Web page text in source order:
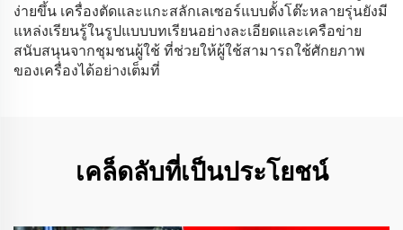
ง่ายขึ้น เครื่องตัดและแกะสลักเลเซอร์แบบตั้งโต๊ะหลายรุ่นยังมี
แหล่งเรียนรู้ในรูปแบบบทเรียนอย่างละเอียดและเครือข่าย
สนับสนุนจากชุมชนผู้ใช้ ที่ช่วยให้ผู้ใช้สามารถใช้ศักยภาพ
ของเครื่องได้อย่างเต็มที่
เคล็ดลับที่เป็นประโยชน์